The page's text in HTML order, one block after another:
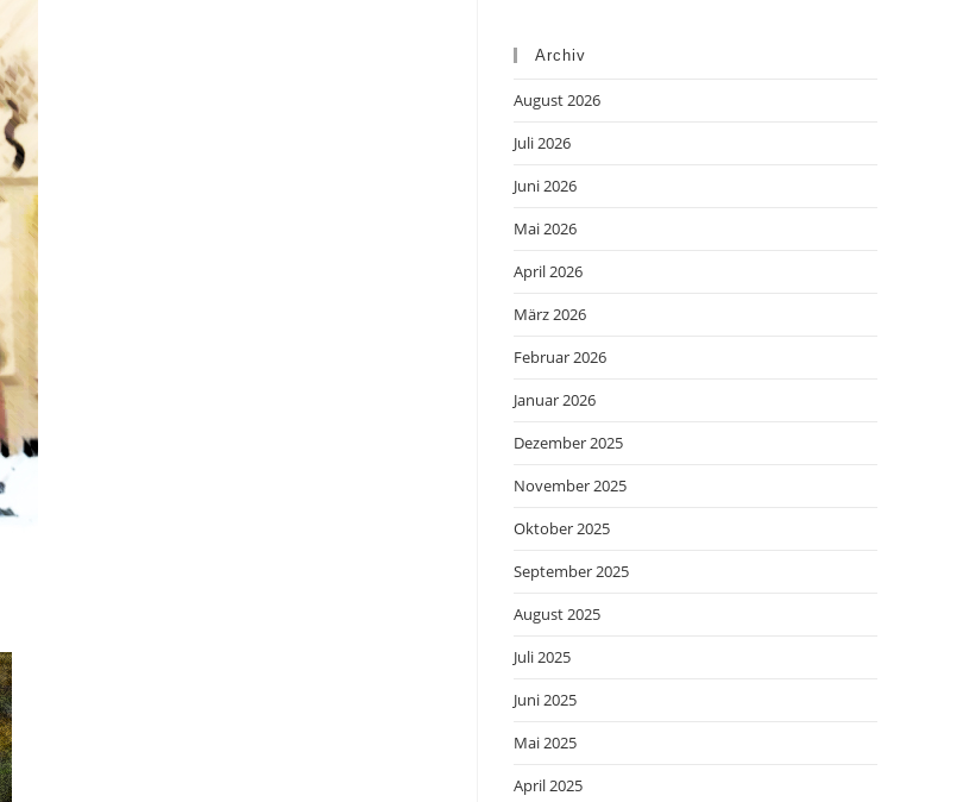
Archiv
August 2026
Juli 2026
Juni 2026
Mai 2026
April 2026
März 2026
Februar 2026
Januar 2026
Dezember 2025
November 2025
Oktober 2025
September 2025
August 2025
Juli 2025
Juni 2025
Mai 2025
April 2025